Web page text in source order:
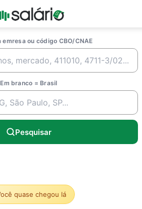
ou código CBO/CNAE
Em branco = Brasil
Pesquisar
quase chegou lá